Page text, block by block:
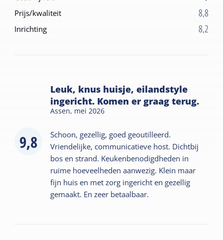
Prijs/kwaliteit 8,8
Inrichting 8,2
9,8
Leuk, knus huisje, eilandstyle
ingericht. Komen er graag terug.
Assen, mei 2026
Schoon, gezellig, goed geoutilleerd.
Vriendelijke, communicatieve host. Dichtbij
bos en strand. Keukenbenodigdheden in
ruime hoeveelheden aanwezig. Klein maar
fijn huis en met zorg ingericht en gezellig
gemaakt. En zeer betaalbaar.